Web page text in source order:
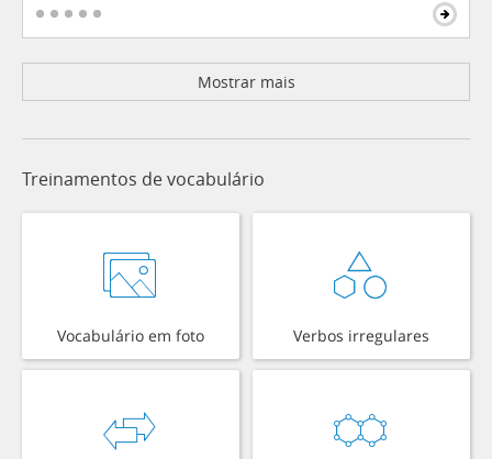
Mostrar mais
Treinamentos de vocabulário
Vocabulário em foto Verbos irregulares